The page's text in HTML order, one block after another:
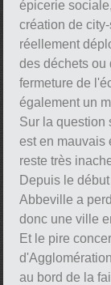
épicerie
création de
réellement
des déchets ou
fermeture de
également un
Sur la question
est en mauvais
reste très
Depuis le
Abbeville a
donc une ville
Et le pire
au bord de la